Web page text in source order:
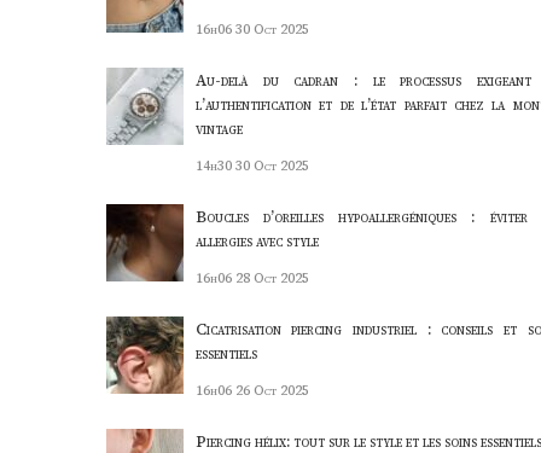
16h06 30 Oct 2025
Au-delà du cadran : le processus exigeant
l’authentification et de l’état parfait chez la
vintage
14h30 30 Oct 2025
Boucles d’oreilles hypoallergéniques : éviter
allergies avec style
16h06 28 Oct 2025
Cicatrisation piercing industriel : conseils et
essentiels
16h06 26 Oct 2025
Piercing hélix: tout sur le style et les soins essentiels